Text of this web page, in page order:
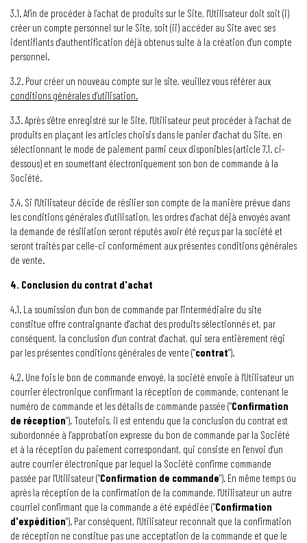
3.1. Afin de procéder à l’achat de produits sur le Site, l'Utilisateur doit soit (i)
créer un compte personnel sur le Site, soit (ii) accéder au Site avec ses
identifiants d'authentification déjà obtenus suite à la création d'un compte
personnel.
3.2. Pour créer un nouveau compte sur le site, veuillez vous référer aux
conditions générales d'utilisation.
3.3. Après s'être enregistré sur le Site, l'Utilisateur peut procéder à l'achat de
produits en plaçant les articles choisis dans le panier d'achat du Site, en
sélectionnant le mode de paiement parmi ceux disponibles (article 7.1. ci-
dessous) et en soumettant électroniquement son bon de commande à la
Société.
3.4. Si l'Utilisateur décide de résilier son compte de la manière prévue dans
les conditions générales d'utilisation, les ordres d'achat déjà envoyés avant
la demande de résiliation seront réputés avoir été reçus par la société et
seront traités par celle-ci conformément aux présentes conditions générales
de vente.
4. Conclusion du contrat d'achat
4.1. La soumission d'un bon de commande par l'intermédiaire du site
constitue offre contraignante d'achat des produits sélectionnés et, par
conséquent, la conclusion d'un contrat d'achat, qui sera entièrement régi
par les présentes conditions générales de vente ("contrat").
4.2. Une fois le bon de commande envoyé, la société envoie à l'Utilisateur un
courrier électronique confirmant la réception de commande, contenant le
numéro de commande et les détails de commande passée ("Confirmation
de réception"). Toutefois, il est entendu que la conclusion du contrat est
subordonnée à l’approbation expresse du bon de commande par la Société
et à la réception du paiement correspondant, qui consiste en l'envoi d'un
autre courrier électronique par lequel la Société confirme commande
passée par l'Utilisateur ("Confirmation de commande"). En même temps ou
après la réception de la confirmation de la commande, l'Utilisateur un autre
courriel confirmant que la commande a été expédiée ("Confirmation
d'expédition"). Par conséquent, l'Utilisateur reconnaît que la confirmation
de réception ne constitue pas une acceptation de la commande et que le